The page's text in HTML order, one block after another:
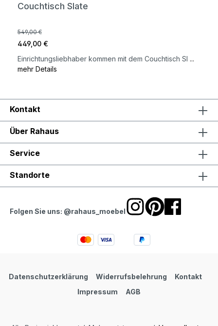
Couchtisch Slate
549,00 €
449,00 €
Einrichtungsliebhaber kommen mit dem Couchtisch Sl ...
mehr Details
Kontakt
Über Rahaus
Service
Standorte
Folgen Sie uns: @rahaus_moebel
Datenschutzerklärung Widerrufsbelehrung
Kontakt
Impressum
AGB